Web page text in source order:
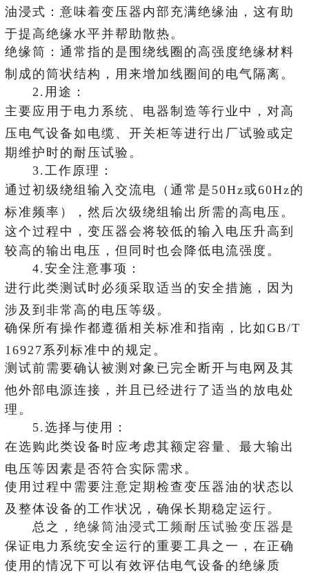
油浸式：意味着变压器内部充满绝缘油，这有助
于提高绝缘水平并帮助散热。
绝缘筒：通常指的是围绕线圈的高强度绝缘材料
制成的筒状结构，用来增加线圈间的电气隔离。
2.用途：
主要应用于电力系统、电器制造等行业中，对高
压电气设备如电缆、开关柜等进行出厂试验或定
期维护时的耐压试验。
3.工作原理：
通过初级绕组输入交流电（通常是50Hz或60Hz的
标准频率），然后次级绕组输出所需的高电压。
这个过程中，变压器会将较低的输入电压升高到
较高的输出电压，但同时也会降低电流强度。
4.安全注意事项：
进行此类测试时必须采取适当的安全措施，因为
涉及到非常高的电压等级。
确保所有操作都遵循相关标准和指南，比如GB/T
16927系列标准中的规定。
测试前需要确认被测对象已完全断开与电网及其
他外部电源连接，并且已经进行了适当的放电处
理。
5.选择与使用：
在选购此类设备时应考虑其额定容量、最大输出
电压等因素是否符合实际需求。
使用过程中需要注意定期检查变压器油的状态以
及整体设备的工作状况，确保长期稳定运行。
总之， 绝缘筒油浸式工频耐压试验变压器 是
保证电力系统安全运行的重要工具之一，在正确
使用的情况下可以有效评估电气设备的绝缘质